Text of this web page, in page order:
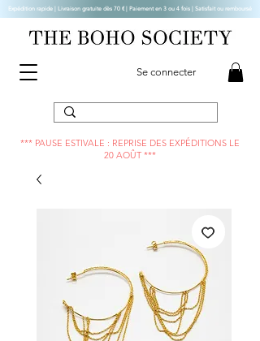
Se connecter
Expédition rapide | Livraison gratuite dès 70 € | Paiement en 3 ou 4 fois | Satisfait ou remboursé
*** PAUSE ESTIVALE : REPRISE DES EXPÉDITIONS LE
20 AOÛT ***